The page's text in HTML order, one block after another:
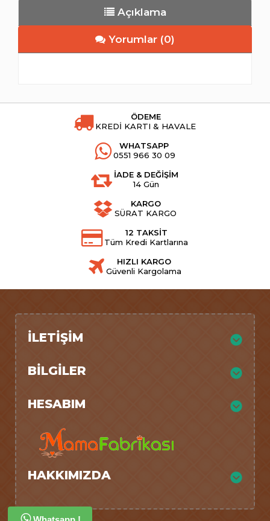
Açıklama
Yorumlar (0)
ÖDEME
KREDİ KARTI & HAVALE
WHATSAPP
0551 966 30 09
İADE & DEĞİŞİM
14 Gün
KARGO
SÜRAT KARGO
12 TAKSİT
Tüm Kredi Kartlarına
HIZLI KARGO
Güvenli Kargolama
İLETIŞIM
BILGILER
HESABIM
HAKKIMIZDA